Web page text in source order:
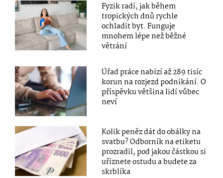
Fyzik radí, jak během
tropických dnů rychle
ochladit byt. Funguje
mnohem lépe než běžné
větrání
Úřad práce nabízí až 289 tisíc
korun na rozjezd podnikání. O
příspěvku většina lidí vůbec
neví
Kolik peněz dát do obálky na
svatbu? Odborník na etiketu
prozradil, pod jakou částkou si
uříznete ostudu a budete za
skrblíka